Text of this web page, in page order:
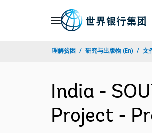
理解贫困 研究与出版物 (En) 文
India -
Project -